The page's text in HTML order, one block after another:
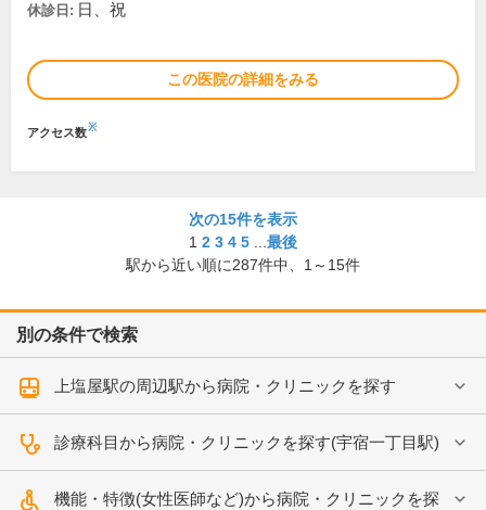
休診日: 日、祝
この医院の詳細をみる
アクセス数※
次の15件を表示
1 2 3 4 5
最後
駅から近い順に287件中、 1～15件
別の条件で検索
上塩屋駅の周辺駅から病院・クリニックを探す
診療科目から病院・クリニックを探す(宇宿一丁目駅)
機能・特徴(女性医師など)から病院・クリニックを探